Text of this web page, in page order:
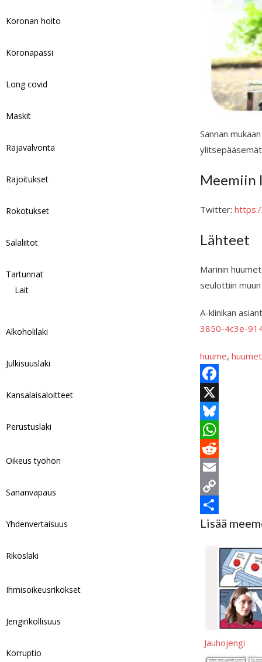
Sannan
Meemiin
Twitter:
Lähteet
Marinin
seulottiin
A-klinikan
3850-4c3e-
huume,
F
a
c
e
b
o
o
k
X
B
l
u
e
s
k
W
h
a
t
s
R
e
d
d
E
m
a
C
o
S
Lisää
Jauhojengi
Koronan hoito
Koronapassi
Long covid
Maskit
Rajavalvonta
Rajoitukset
Rokotukset
Salaliitot
Tartunnat
Lait
Alkoholilaki
Julkisuuslaki
Kansalaisaloitteet
Perustuslaki
Oikeus työhön
Sananvapaus
Yhdenvertaisuus
Rikoslaki
Ihmisoikeusrikokset
Jengirikollisuus
Korruptio